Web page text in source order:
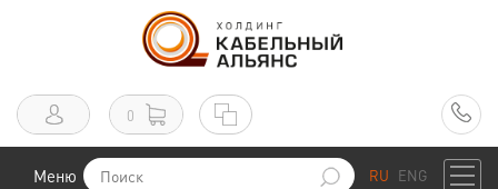
0
Меню RU ENG